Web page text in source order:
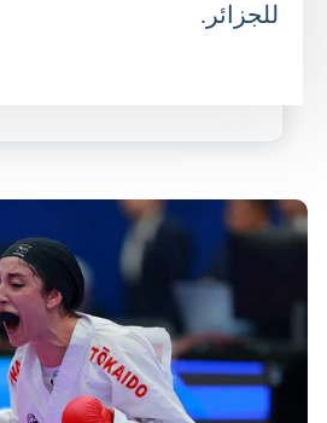
للجزائر.